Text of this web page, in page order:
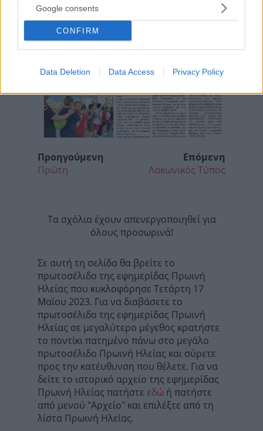
Google consents
CONFIRM
Data Deletion Data Access Privacy Policy
Προηγούμενη
Πρώτη
Επόμενη
Λακωνικός Τύπος
Τα σχόλια έχουν απενεργοποιηθεί για
όλους προσωρινά!
Σε αυτή τη σελίδα θα βρείτε το
πρωτοσέλιδο της εφημερίδας Πρωινή
Ηλείας που κυκλοφόρησε Τετάρτη 17
Μαΐου 2023. Για να διαβάσετε το
πρωτοσέλιδο της εφημερίδας Πρωινή
Ηλείας σε μεγαλύτερο μέγεθος κρατήστε
το ποντίκι πατημένο πάνω στο μεγάλο
πρωτοσέλιδο Πρωινή Ηλείας και σύρετε
προς την κατέυθυνση που θέλετε. Για να
δείτε το ιστορικό αρχείο της εφημερίδας
Πρωινή Ηλείας πατήστε εδώ ή πατήστε
από μενού "Αρχείο" και επιλέξτε από τη
λίστα Πρωινή Ηλείας.